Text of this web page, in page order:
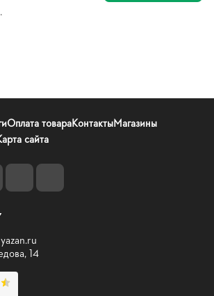
Оплата товараКонтактыМагазины
сайта
14